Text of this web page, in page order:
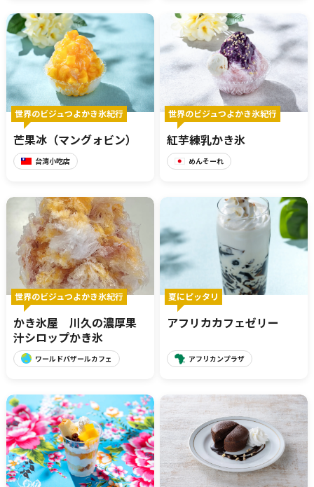
世界のビジュつよかき氷紀行
芒果冰（マングォビン）
台湾小吃店
世界のビジュつよかき氷紀行
紅芋練乳かき氷
めんそーれ
世界のビジュつよかき氷紀行
かき氷屋 川久の濃厚果
汁シロップかき氷
ワールドバザールカフェ
夏にピッタリ
アフリカカフェゼリー
アフリカンプラザ